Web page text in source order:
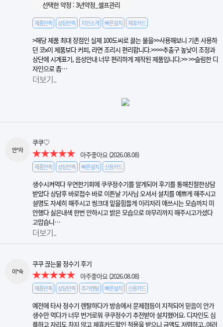
선택한 약정 : 3년약정_셀프관리
제품만족 상담만족 지인소개 빠른설치 제휴카드
>해당 제품 최대 장점인 실제 100도씨로 끓는 물을>>사용해보니 기존 사용하
던 코x이 제품보다 커피, 라면 조리시 편리합니다.>>​>>추출구 높낮이 조정과
상단에 시계표기, 음성안내 너무 편리하게 제작된 제품입니다.>> >>슬림한 디
자인으로 좁…
더보기..
안*자
쿠쿠♡
아주좋아요 (2026.08.08)
제품만족 상담만족 빠른설치 신용카드
생수시켜먹다 우연한기회에 쿠쿠정수기를 알게되어 후기를 통해친절한상담
받았다 상담후 바로접수 바로 이튼날 기사님 오셔서 설치를 예쁘게 해주시고
설명도 자세히 해주시고 씽크대 밑을힘들게 이리저리 애쓰시는 모습까지 미
안했다 싫은내색 한번 안하시고 밝은 모습으로 마무리까지 해주시고가셨다
고맙습니…
더보기..
이*숙
쿠쿠 끊는물 정수기 후기
아주좋아요 (2026.08.08)
제품만족 상담만족 추가렌탈 빠른설치 신용카드
예전에 타사 정수기 렌탈하다가 방송에서 문제점등이 지적되어 믿음이 안가
생수만 먹다가 너무 번거로워 쿠쿠정수기 추전받아 설치했어요. 디자인도 심
플하고 자리도 차지 않고 제휴카드할인 적용을 받으니 금액도 저렴하고..여러